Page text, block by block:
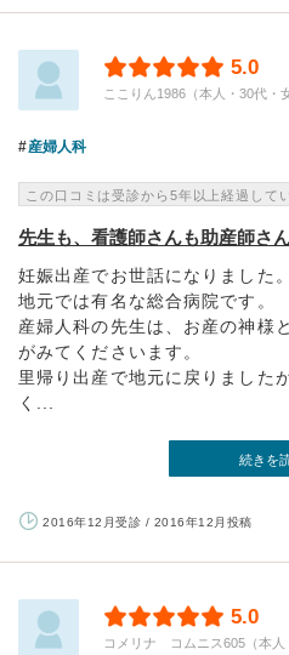
5.0
ここりん1986（本人・30代・
産婦人科
この口コミは受診から5年以上経過して
先生も、看護師さんも助産師さ
妊娠出産でお世話になりました。
地元では有名な総合病院です。
産婦人科の先生は、お産の神様
がみてくださいます。
里帰り出産で地元に戻りました
く...
続きを
2016年12月受診 / 2016年12月投稿
5.0
コメリナ コムニス605（本人